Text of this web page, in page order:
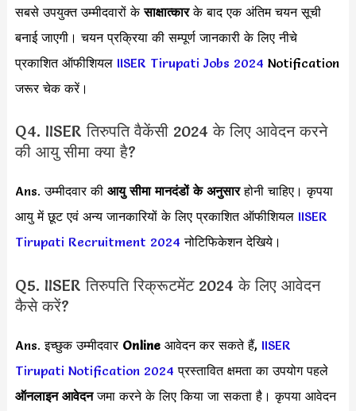
सबसे उपयुक्त उम्मीदवारों केसाक्षात्कारके बाद एक अंतिम चयन सूची
बनाई जाएगी। चयन प्रक्रिया की सम्पूर्ण जानकारी के लिए नीचे
प्रकाशित ऑफीशियल IISER Tirupati Jobs 2024 Notification
जरूर चेक करें।
Q4. IISER तिरुपति वैकेंसी 2024 के लिए आवेदन करने
की आयु सीमा क्या है?
Ans. उम्मीदवार की आयु सीमा मानदंडों के अनुसारहोनी चाहिए। कृपया
आयु में छूट एवं अन्य जानकारियों के लिए प्रकाशित ऑफीशियल IISER
Tirupati Recruitment 2024 नोटिफिकेशन देखिये।
Q5. IISER तिरुपति रिक्रूटमेंट 2024 के लिए आवेदन
कैसे करें?
Ans. इच्छुक उम्मीदवार Online आवेदन कर सकते हैं, IISER
Tirupati Notification 2024 प्रस्तावित क्षमता का उपयोग पहले
ऑनलाइन आवेदनजमा करने के लिए किया जा सकता है। कृपया आवेदन